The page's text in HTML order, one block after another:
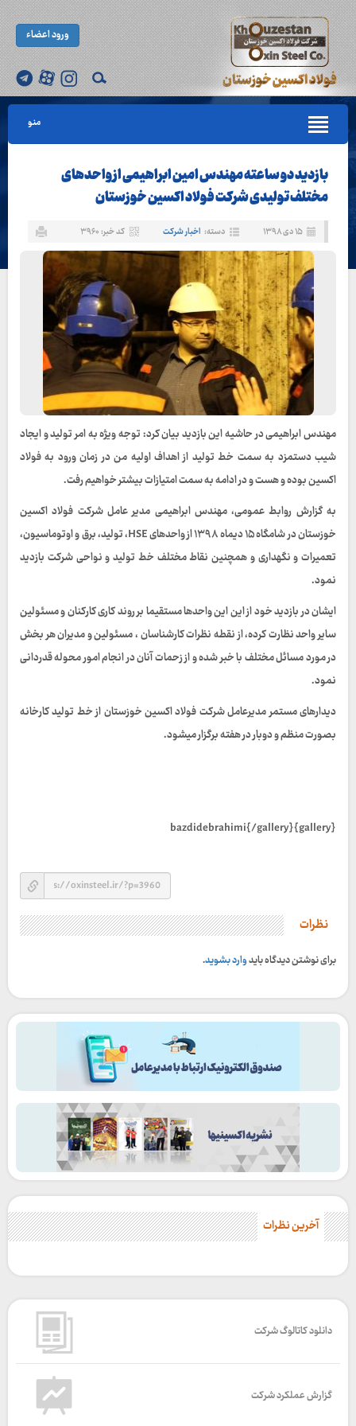
ورود اعضاء
منو
بازدید دو ساعته مهندس امین ابراهیمی از واحدهای
مختلف تولیدی شرکت فولاد اکسین خوزستان
۱۵ دی ۱۳۹۸ دسته: اخبار شرکت کد خبر: ۳۹۶۰
مهندس ابراهیمی در حاشیه این بازدید بیان کرد: توجه ویژه به امر تولید و ایجاد
شیب دستمزد به سمت خط تولید از اهداف اولیه من در زمان ورود به فولاد
اکسین بوده و هست و در ادامه به سمت امتیازات بیشتر خواهیم رفت.
به گزارش روابط عمومی، مهندس ابراهیمی مدیر عامل شرکت فولاد اکسین
خوزستان در شامگاه ۱۵ دیماه ۱۳۹۸ از واحدهای HSE، تولید، برق و اوتوماسیون،
تعمیرات و نگهداری و همچنین نقاط مختلف خط تولید و نواحی شرکت بازدید
نمود.
ایشان در بازدید خود از این این واحدها مستقیما بر روند کاری کارکنان و مسئولین
سایر واحد نظارت کرده، از نقطه نظرات کارشناسان ، مسئولین و مدیران هر بخش
در مورد مسائل مختلف با خبر شده و از زحمات آنان در انجام امور محوله قدردانی
نمود.
دیدارهای مستمر مدیرعامل شرکت فولاد اکسین خوزستان از خط تولید کارخانه
بصورت منظم و دوبار در هفته برگزار میشود.
{gallery}bazdidebrahimi{/gallery}
نظرات
برای نوشتن دیدگاه بایدوارد بشوید.
آخرین نظرات
دانلود کاتالوگ شرکت
گزارش عملکرد شرکت